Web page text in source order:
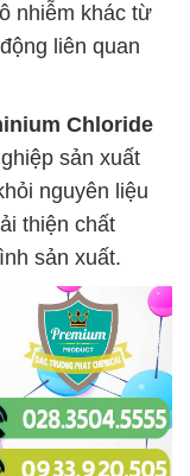
nhiễm khác từ
liên quan
Chloride
sản xuất
nguyên liệu
thiện chất
sản xuất.